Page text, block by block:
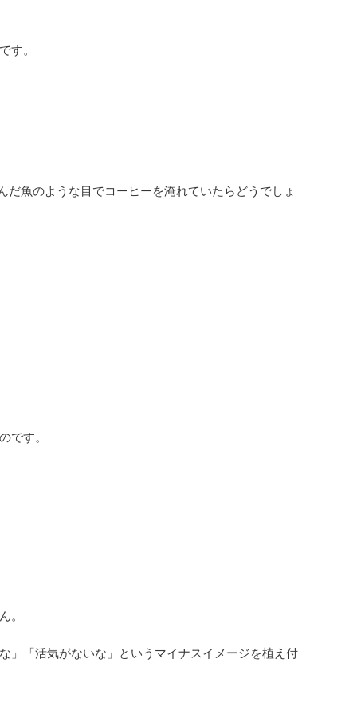
す。
魚のような目でコーヒーを淹れていたらどうでしょ
です。
。
」「活気がないな」というマイナスイメージを植え付